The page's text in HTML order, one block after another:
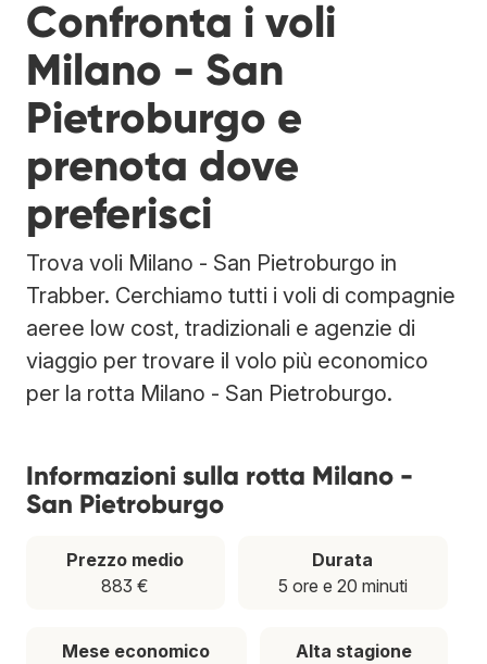
Confronta i voli
Milano - San
Pietroburgo e
prenota dove
preferisci
Trova voli Milano - San Pietroburgo in
Trabber. Cerchiamo tutti i voli di compagnie
aeree low cost, tradizionali e agenzie di
viaggio per trovare il volo più economico
per la rotta Milano - San Pietroburgo.
Informazioni sulla rotta Milano -
San Pietroburgo
Prezzo medio
883 €
Durata
5 ore e 20 minuti
Mese economico
Alta stagione